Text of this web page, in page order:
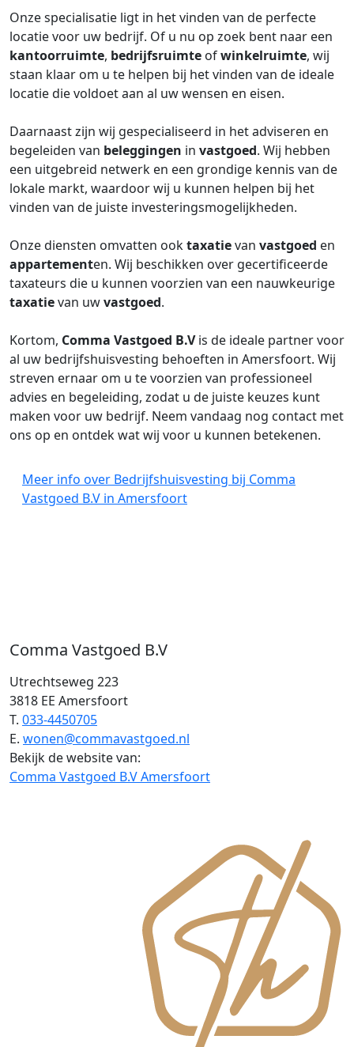
Comma Vastgoed B.V
Utrechtseweg 223
3818 EE Amersfoort
T. 033-4450705
E. wonen@commavastgoed.nl
Bekijk de website van:
Comma Vastgoed B.V Amersfoort
Onze specialisatie ligt in het vinden van de perfecte
locatie voor uw bedrijf. Of u nu op zoek bent naar een
kantoorruimte, bedrijfsruimte ofwinkelruimte, wij
staan klaar om u te helpen bij het vinden van de ideale
locatie die voldoet aan al uw wensen en eisen.
Daarnaast zijn wij gespecialiseerd in het adviseren en
begeleiden van beleggingen in vastgoed. Wij hebben
een uitgebreid netwerk en een grondige kennis van de
lokale markt, waardoor wij u kunnen helpen bij het
vinden van de juiste investeringsmogelijkheden.
Onze diensten omvatten ooktaxatievan vastgoed en
appartementen. Wij beschikken over gecertificeerde
taxateurs die u kunnen voorzien van een nauwkeurige
taxatievan uwvastgoed.
Kortom, Comma Vastgoed B.Vis de ideale partner voor
al uw bedrijfshuisvesting behoeften in Amersfoort. Wij
streven ernaar om u te voorzien van professioneel
advies en begeleiding, zodat u de juiste keuzes kunt
maken voor uw bedrijf. Neem vandaag nog contact met
ons op en ontdek wat wij voor u kunnen betekenen.
Meer info over Bedrijfshuisvesting bij Comma
Vastgoed B.V in Amersfoort